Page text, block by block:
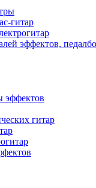
гитар
эффектов,
эффектов
гитар